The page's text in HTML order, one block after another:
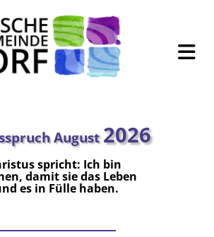
August2026
spricht: Ich bin
damit sie das Leben
es in Fülle haben.